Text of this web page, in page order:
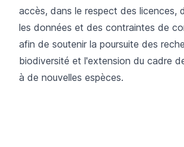
accès, dans le respect des licences,
les données et des contraintes de
afin de soutenir la poursuite des
biodiversité et l'extension du cadre
à de nouvelles espèces.